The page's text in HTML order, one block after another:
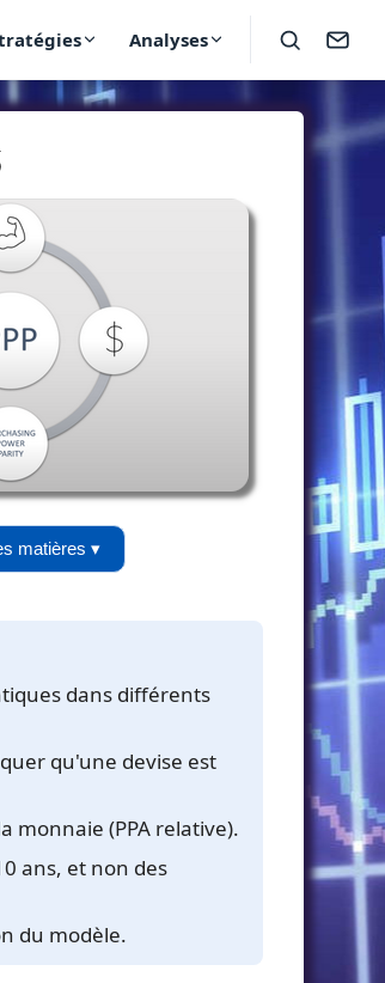
Analyses
matières ▾
dans différents
qu'une devise est
monnaie (PPA relative).
ans, et non des
du modèle.